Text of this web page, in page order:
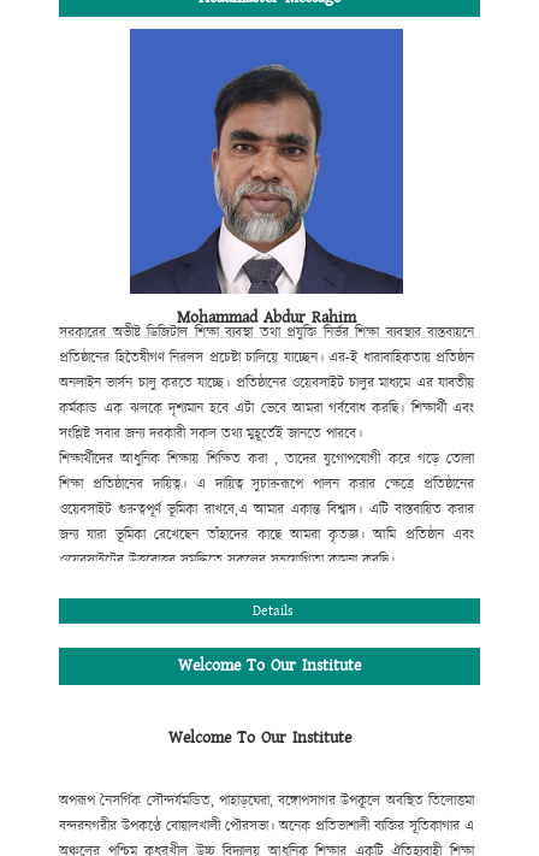
Mohammad Abdur Rahim
সরকারের অভীষ্ট ডিজিটাল শিক্ষা ব্যবস্থাতথা প্রযুক্তি নির্ভর শিক্ষা ব্যবস্থার বাস্তবায়নে
প্রতিষ্ঠানের হিতৈষীগণ নিরলস প্রচেষ্টাচালিয়ে যাচ্ছেন। এর-ই ধারাবাহিকতায় প্রতিষ্ঠান
অনলাইন ভার্সন চালু করতে যাচ্ছে। প্রতিষ্ঠানের ওয়েবসাইটচালুর মাধ্যমে এর যাবতীয়
কর্মকান্ড এক ঝলকে দৃশ্যমান হবে এটা ভেবে আমরা গর্ববোধ করছি। শিক্ষার্থী এবং
সংশ্লিষ্ট সবার জন্য দরকারী সকল তথ্য মুহূর্তেই জানতে পারবে।
শিক্ষার্থীদের আধুনিক শিক্ষায় শিক্ষিত করা , তাদের যুগোপযোগী করে গড়ে তোলা
শিক্ষা প্রতিষ্ঠানের দায়িত্ব। এ দায়িত্ব সুচারুরূপে পালন করার ক্ষেত্রে প্রতিষ্ঠানের
ওয়েবসাইট গুরুত্বপূর্ণ ভূমিকা রাখবে,এ আমার একান্ত বিশ্বাস। এটি বাস্তবায়িত করার
জন্য যারা ভূমিকা রেখেছেন তাঁহাদের কাছে আমরা কৃতজ্ঞ। আমিপ্রতিষ্ঠান এবং
ওয়েবসাইটের উত্তরোত্তর সমৃদ্ধিতে সকলের সহযোগিতা কামনা করছি।
Details
Welcome To Our Institute
Welcome To Our Institute
অপরূপ নৈসর্গিক সৌন্দর্যমন্ডিত, পাহাড়ঘেরা, বঙ্গোপসাগর উপকূলে অবস্থিত তিলোত্তমা
বন্দরনগরীর উপকণ্ঠে বোয়ালখালী পৌরসভা। অনেক প্রতিভাশালী ব্যক্তির সূতিকাগার এ
অঞ্চলের পশ্চিম কধুরখীল উচ্চ বিদ্যালয় আধুনিক শিক্ষার একটি ঐতিহ্যবাহী শিক্ষা